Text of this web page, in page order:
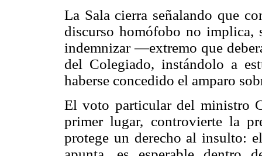
La Sala cierra señalando que
discurso homófobo no implica,
indemnizar —extremo que
del Colegiado, instándolo a
haberse concedido el amparo
El voto particular del ministro
primer lugar, controvierte la
protege un derecho al insulto: